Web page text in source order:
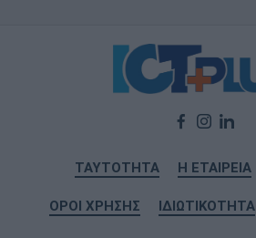
ΤΑΥΤΟΤΗΤΑ Η ΕΤΑΙΡΕΙΑ
ΟΡΟΙ ΧΡΗΣΗΣ ΙΔΙΩΤΙΚΟΤΗΤΑ